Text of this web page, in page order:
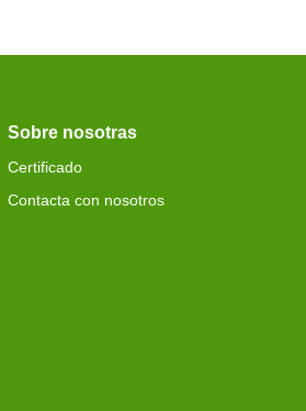
Sobre nosotras
Certificado
Contacta con nosotros